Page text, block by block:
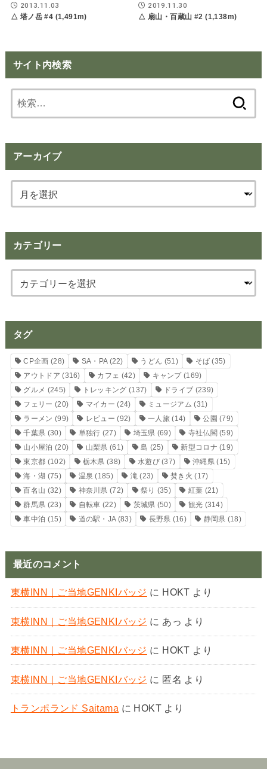
2013.11.03
△ 塔ノ岳 #4 (1,491m)
2019.11.30
△ 扇山・百蔵山 #2 (1,138m)
サイト内検索
索:
アーカイブ
カテゴリー
タグ
CP企画 (28) SA・PA(22) うどん (51) そば (35)
アウトドア (316) カフェ (42) キャンプ(169)
グルメ (245) トレッキング (137) ドライブ (239)
フェリー (20) マイカー (24) ミュージアム (31)
ラーメン (99) レビュー (92) 一人旅 (14) 公園 (79)
千葉県 (30) 単独行 (27) 埼玉県 (69) 寺社仏閣 (59)
山小屋泊 (20) 山梨県 (61) 島 (25) 新型コロナ (19)
東京都 (102) 栃木県 (38) 水遊び(37) 沖縄県(15)
海・湖 (75) 温泉 (185) 滝(23) 焚き火 (17)
百名山 (32) 神奈川県 (72) 祭り (35) 紅葉 (21)
群馬県 (23) 自転車 (22) 茨城県 (50) 観光 (314)
車中泊 (15) 道の駅・JA(83) 長野県 (16) 静岡県 (18)
最近のコメント
東横INN｜ご当地GENKIバッジ に HOKT より
東横INN｜ご当地GENKIバッジ に あっ より
東横INN｜ご当地GENKIバッジ に HOKT より
東横INN｜ご当地GENKIバッジ に 匿名 より
トランポランド Saitama に HOKT より